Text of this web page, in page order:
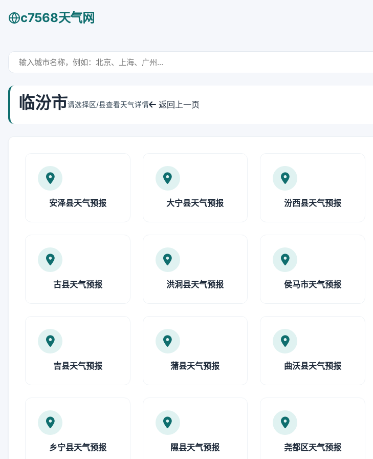
c7568天气网
临汾市请选择区/县查看天气详情 返回上一页
安泽县天气预报 大宁县天气预报 汾西县天气预报
古县天气预报 洪洞县天气预报 侯马市天气预报
吉县天气预报 蒲县天气预报 曲沃县天气预报
乡宁县天气预报 隰县天气预报 尧都区天气预报